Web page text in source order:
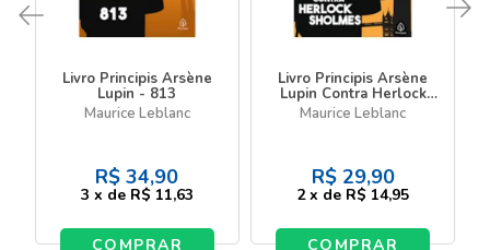
Livro Principis Arsène
Lupin - 813
Maurice Leblanc
R$ 34,90
3 x de R$ 11,63
COMPRAR
Livro Principis Arsène
Lupin Contra Herlock
Sholmes
Maurice Leblanc
R$ 29,90
2 x de R$ 14,95
COMPRAR